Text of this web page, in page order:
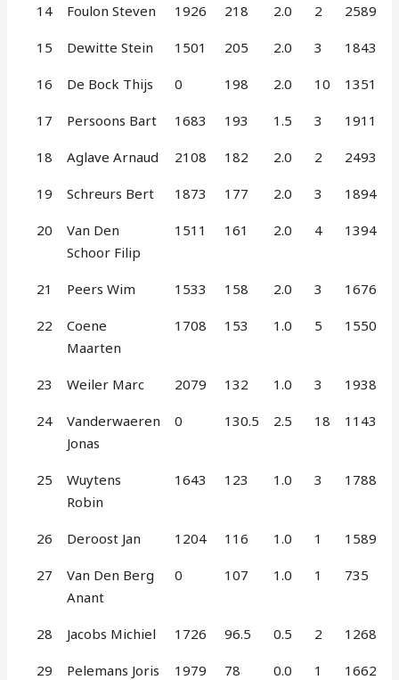
14 Foulon Steven 1926 218 2.0 2 2589
15 Dewitte Stein 1501 205 2.0 3 1843
16 De Bock Thijs 0 198 2.0 10 1351
17 Persoons Bart 1683 193 1.5 3 1911
18 Aglave Arnaud 2108 182 2.0 2 2493
19 Schreurs Bert 1873 177 2.0 3 1894
20
Van Den
Schoor Filip
1511 161 2.0 4 1394
21 Peers Wim 1533 158 2.0 3 1676
22
Coene
Maarten
1708 153 1.0 5 1550
23 Weiler Marc 2079 132 1.0 3 1938
24
Vanderwaeren
Jonas
0 130.5 2.5 18 1143
25
Wuytens
Robin
1643 123 1.0 3 1788
26 Deroost Jan 1204 116 1.0 1 1589
27
Van Den Berg
Anant
0 107 1.0 1 735
28 Jacobs Michiel 1726 96.5 0.5 2 1268
29 Pelemans Joris 1979 78 0.0 1 1662